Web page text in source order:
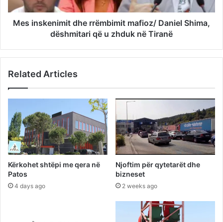
Mes inskenimit dhe rrëmbimit mafioz/ Daniel Shima,
dëshmitari që u zhduk në Tiranë
Related Articles
Kërkohet shtëpi me qera në
Patos
4 days ago
Njoftim për qytetarët dhe
bizneset
2 weeks ago